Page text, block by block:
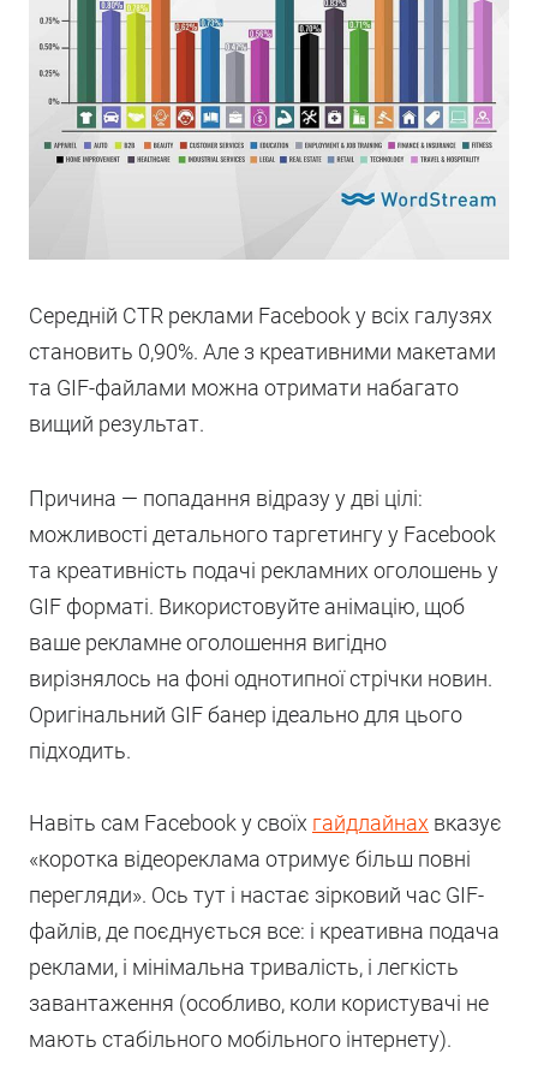
Cередній СТR реклами Facebook у всіх галузях
становить 0,90%. Але з креативними макетами
та GIF-файлами можна отримати набагато
вищий результат.
Причина — попадання відразу у дві цілі:
можливості детального таргетингу у Facebook
та креативність подачі рекламних оголошень у
GIF форматі. Використовуйте анімацію, щоб
ваше рекламне оголошення вигідно
вирізнялось на фоні однотипної стрічки новин.
Оригінальний GIF банер ідеально для цього
підходить.
Навіть сам Facebook у своїх гайдлайнах вказує
«коротка відеореклама отримує більш повні
перегляди». Ось тут і настає зірковий час GIF-
файлів, де поєднується все: і креативна подача
реклами, і мінімальна тривалість, і легкість
завантаження (особливо, коли користувачі не
мають стабільного мобільного інтернету).